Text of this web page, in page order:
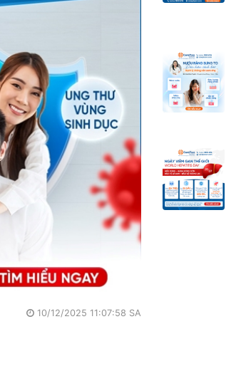
10/12/2025 11:07:58 SA